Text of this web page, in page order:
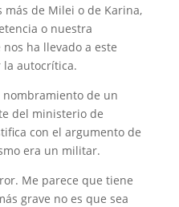
más de Milei o de Karina,
o nuestra
ha llevado a este
la autocrítica.
nombramiento de un
del ministerio de
con el argumento de
era un militar.
Me parece que tiene
grave no es que sea